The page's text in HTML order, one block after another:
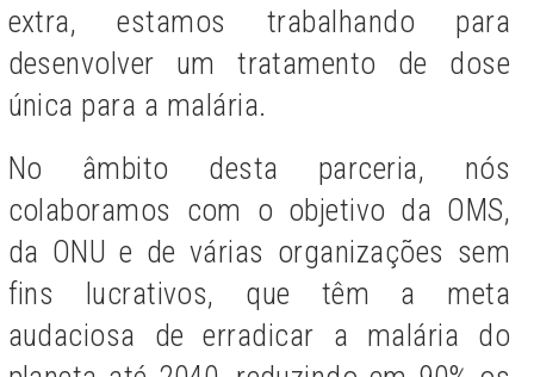
extra, estamos trabalhando para
desenvolver um tratamento de dose
única para a malária.
No âmbito desta parceria, nós
colaboramos com o objetivo da OMS,
da ONU e de várias organizações sem
fins lucrativos, que têm a meta
audaciosa de erradicar a malária do